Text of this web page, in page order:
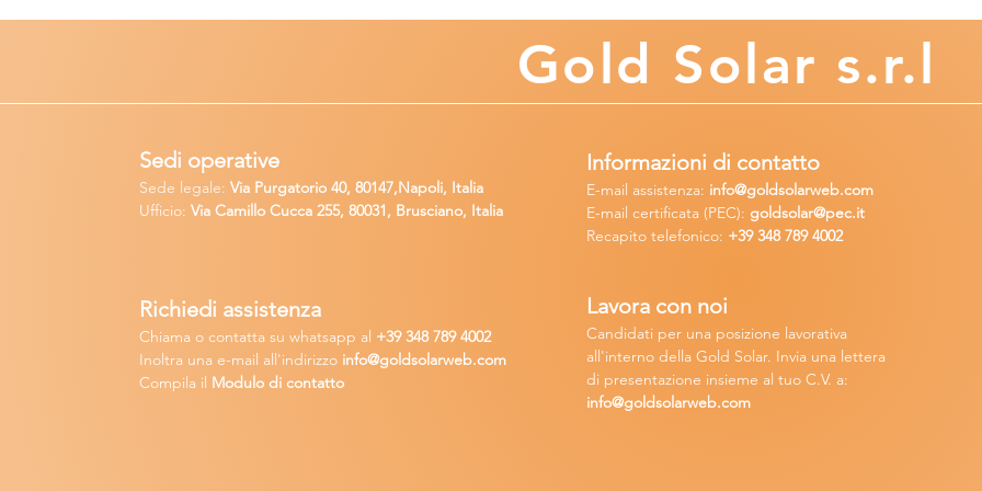
Gold Solar s.r.l
Sedi operative
Sede legale:Via Purgatorio 40, 80147,Napoli, Italia
Ufficio:Via Camillo Cucca 255, 80031, Brusciano, Italia
Richiedi assistenza
Chiama o contatta su whatsapp al +39 348 789 4002
Inoltra una e-mail all'indirizzo info@goldsolarweb.com
Compila il Modulo di contatto
Lavora con noi
Candidati per una posizione lavorativa
all'interno della Gold Solar. Invia una lettera
di presentazione insieme al tuo C.V. a:
info@goldsolarweb.com
Informazioni di contatto
E-mail assistenza: info@goldsolarweb.com
E-mail certificata (PEC): goldsolar@pec.it
Recapito telefonico: +39 348789 4002